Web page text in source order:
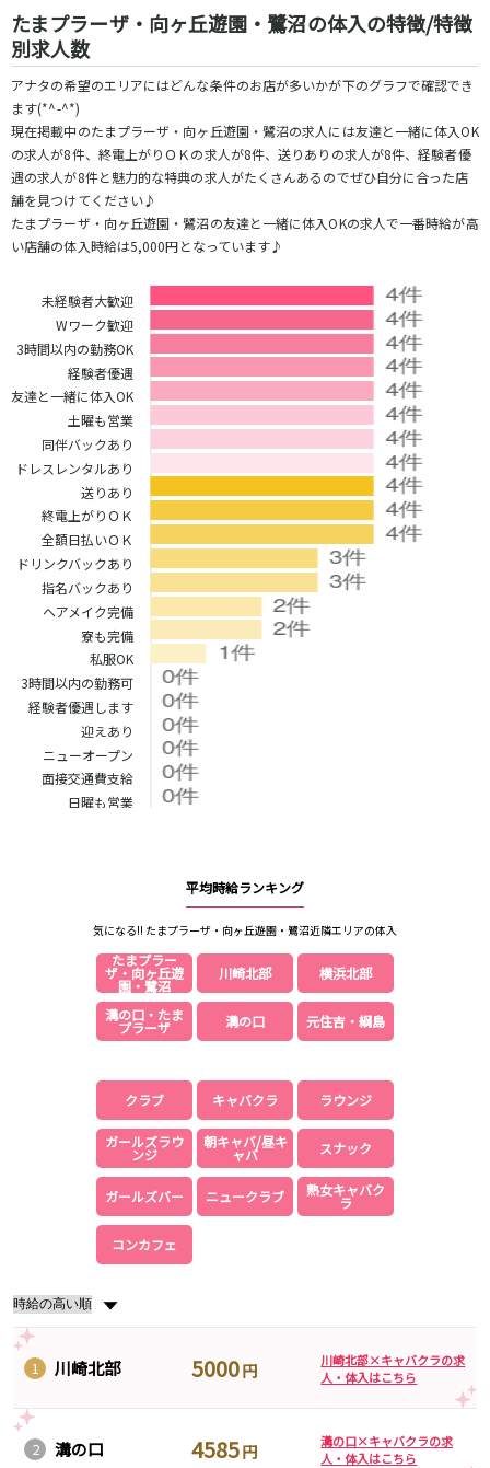
たまプラーザ・向ヶ丘遊園・鷺沼の体入の特徴/特徴
別求人数
アナタの希望のエリアにはどんな条件のお店が多いかが下のグラフで確認でき
ます(*^-^*)
現在掲載中のたまプラーザ・向ヶ丘遊園・鷺沼の求人には友達と一緒に体入OK
の求人が8件、終電上がりＯＫの求人が8件、送りありの求人が8件、経験者優
遇の求人が8件と魅力的な特典の求人がたくさんあるのでぜひ自分に合った店
舗を見つけてください♪
たまプラーザ・向ヶ丘遊園・鷺沼の友達と一緒に体入OKの求人で一番時給が高
い店舗の体入時給は5,000円となっています♪
未経験者大歓迎
Wワーク歓迎
3時間以内の勤務OK
経験者優遇
友達と一緒に体入OK
土曜も営業
同伴バックあり
ドレスレンタルあり
送りあり
終電上がりＯＫ
全額日払いＯＫ
ドリンクバックあり
指名バックあり
ヘアメイク完備
寮も完備
私服OK
3時間以内の勤務可
経験者優遇します
迎えあり
ニューオープン
面接交通費支給
日曜も営業
平均時給ランキング
気になる!! たまプラーザ・向ヶ丘遊園・鷺沼近隣エリアの体入
たまプラー
ザ・向ヶ丘遊
園・鷺沼
川崎北部 横浜北部
溝の口・たま
プラーザ 溝の口 元住吉・綱島
クラブ キャバクラ ラウンジ
ガールズラウ
ンジ
朝キャバ/昼キ
ャバ スナック
ガールズバー ニュークラブ 熟女キャバク
ラ
コンカフェ
▼
1 川崎北部 5000円
川崎北部×キャバクラの求
人・体入はこちら
2 溝の口 4585円
溝の口×キャバクラの求
人・体入はこちら
松原駅
JR南武線
立川駅
武蔵溝ノ口駅
武蔵小杉駅
府中本町駅
武蔵新城駅
登戸駅
稲田堤駅
JR横須賀線
横浜駅
品川駅
大船駅
戸塚駅
東戸塚駅
久里浜駅
鎌倉駅
JR埼京線
池袋駅
新宿駅
恵比寿駅
川越駅
十条駅
北赤羽駅
板橋駅
西武多摩湖線
国分寺駅
小田急小田原線
新宿駅
本厚木駅
成城学園前駅
小田急相模原駅
小田原駅
豪徳寺駅
海老名駅
JR東海道本線
横浜駅
平塚駅
大船駅
大磯駅
戸塚駅
茅ヶ崎駅
小田原駅
東急東横線
武蔵小杉駅
新丸子駅
学芸大学駅
菊名駅